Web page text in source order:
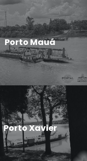
Porto Mauá
Porto Xavier